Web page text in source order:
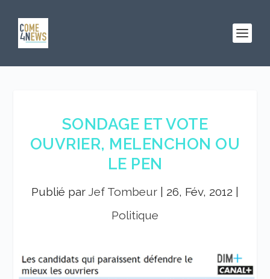
SONDAGE ET VOTE
OUVRIER, MELENCHON OU
LE PEN
Publié par Jef Tombeur 26, Fév, 2012
Politique